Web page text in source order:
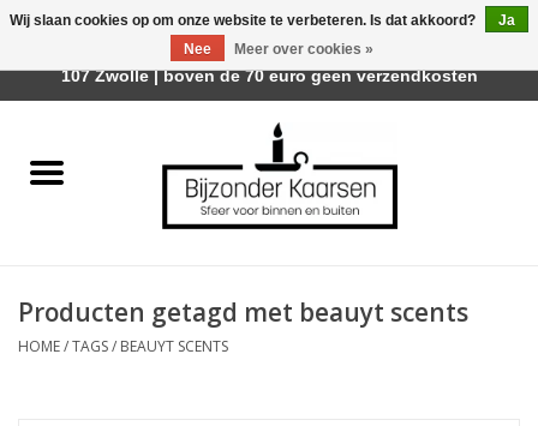
Räder Design Stories
Geurkaarsen
Producten getagd met beauyt scents
HOME/TAGS/ BEAUYT SCENTS
Wij slaan cookies op om onze website te verbeteren. Is dat akkoord?
Ja
Nee
Meer over cookies »
Afhalen is mogelijk bij Trotz Woon & Cadeau | Belvederelaan
107 Zwolle | boven de 70 euro geen verzendkosten